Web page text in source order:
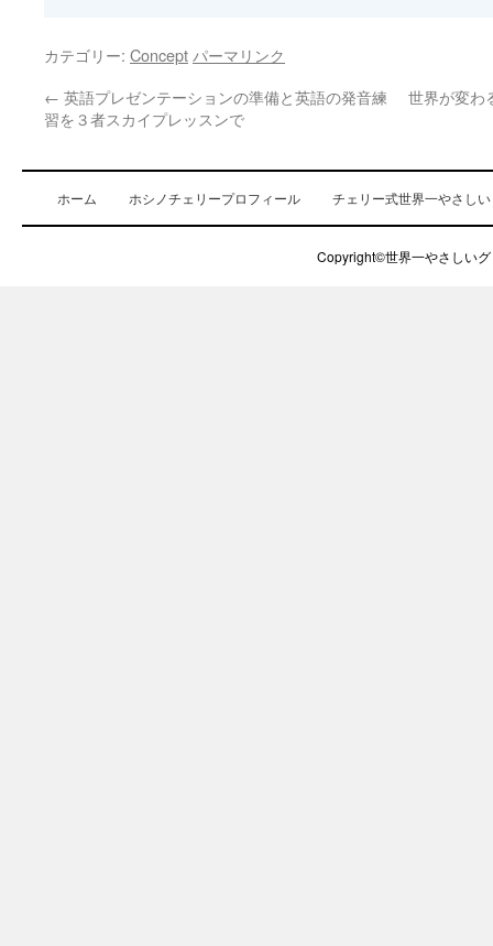
カテゴリー: Concept パーマリンク
← 英語プレゼンテーションの準備と英語の発音練
習を３者スカイプレッスンで
世界が変わ
ホーム ホシノチェリープロフィール チェリー式世界一やさし
Copyright©世界一やさしい